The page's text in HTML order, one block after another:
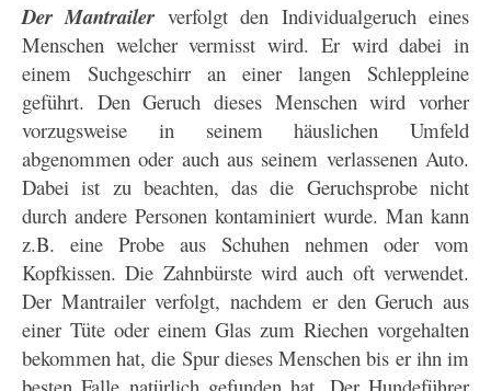
Der Mantrailerverfolgt den Individualgeruch eines
Menschen welcher vermisst wird. Er wird dabei in
einem Suchgeschirr an einer langen Schleppleine
geführt. Den Geruch dieses Menschen wird vorher
vorzugsweise in seinem häuslichen Umfeld
abgenommen oder auch aus seinem verlassenen Auto.
Dabei ist zu beachten, das die Geruchsprobe nicht
durch andere Personen kontaminiert wurde. Man kann
z.B. eine Probe aus Schuhen nehmen oder vom
Kopfkissen. Die Zahnbürste wird auch oft verwendet.
Der Mantrailer verfolgt, nachdem er den Geruch aus
einer Tüte oder einem Glas zum Riechen vorgehalten
bekommen hat, die Spur dieses Menschen bis er ihn im